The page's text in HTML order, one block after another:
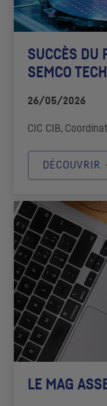
SUCCÈS DU
SEMCO
26/05/2026
CIC CIB,
DÉCOUVRIR
LE MAG